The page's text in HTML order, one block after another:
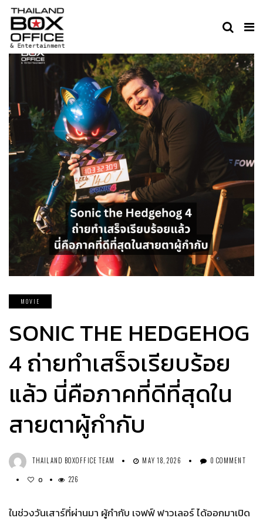
MOVIE
SONIC THE HEDGEHOG
4 ถ่ายทำเสร็จเรียบร้อย
แล้ว นี่คือภาคที่ดีที่สุดใน
สายตาผู้กำกับ
THAILAND BOXOFFICE TEAM MAY 18, 2026 0 COMMENT
0 226
ในช่วงวันเสาร์ที่ผ่านมา ผู้กำกับ เจฟฟ์ ฟาวเลอร์ ได้ออกมาเปิด